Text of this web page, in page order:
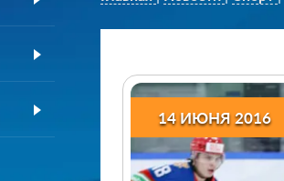
14 ИЮНЯ 2016